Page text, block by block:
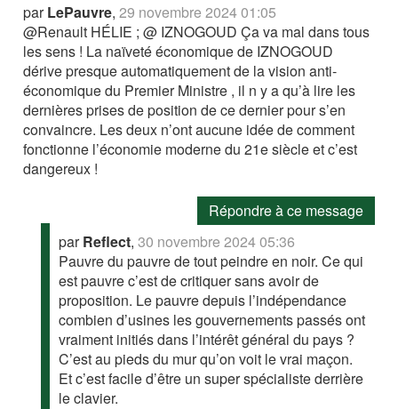
parLePauvre,29 novembre 2024 01:05
@Renault HÉLIE ; @ IZNOGOUD Ça va mal dans tous
les sens ! La naïveté économique de IZNOGOUD
dérive presque automatiquement de la vision anti-
économique du Premier Ministre , il n y a qu’à lire les
dernières prises de position de ce dernier pour s’en
convaincre. Les deux n’ont aucune idée de comment
fonctionne l’économie moderne du 21e siècle et c’est
dangereux !
Répondre à ce message
parReflect,30 novembre 2024 05:36
Pauvre du pauvre de tout peindre en noir. Ce qui
est pauvre c’est de critiquer sans avoir de
proposition. Le pauvre depuis l’indépendance
combien d’usines les gouvernements passés ont
vraiment initiés dans l’intérêt général du pays ?
C’est au pieds du mur qu’on voit le vrai maçon.
Et c’est facile d’être un super spécialiste derrière
le clavier.